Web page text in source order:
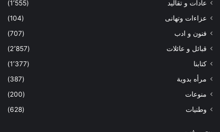
عادات و تقاليد
(1٬555)
عزاءات وتهانى
(104)
فنون و ادب
(707)
قبائل و عائلات
(2٬857)
كتابنا
(1٬377)
مرأه بدوية
(387)
منوعات
(200)
وطنيات
(628)